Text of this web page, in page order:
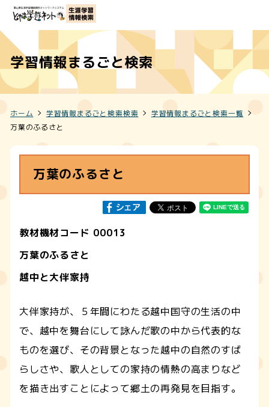
学習情報まるごと検索
ホーム 学習情報まるごと検索検索
学習情報まるごと検索一覧
万葉のふるさと
万葉のふるさと
教材機材コード 00013
万葉のふるさと
越中と大伴家持
大伴家持が、５年間にわたる越中国守の生活の中
で、越中を舞台にして詠んだ歌の中から代表的な
ものを選び、その背景となった越中の自然のすば
らしさや、歌人としての家持の情熱の高まりなど
を描き出すことによって郷土の再発見を目指す。